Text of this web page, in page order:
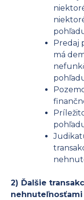
Predaj
má
2) Ďalšie
nehnuteľnosťami